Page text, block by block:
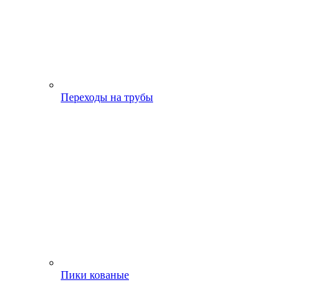
Переходы на трубы
Пики кованые